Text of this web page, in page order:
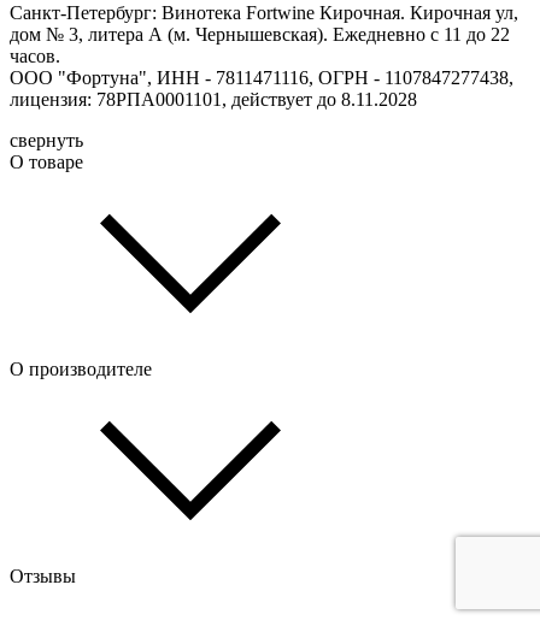
Санкт-Петербург: Винотека Fortwine Кирочная. Кирочная ул,
дом № 3, литера А (м. Чернышевская). Ежедневно с 11 до 22
часов.
ООО "Фортуна", ИНН - 7811471116, ОГРН - 1107847277438,
лицензия: 78РПА0001101, действует до 8.11.2028
свернуть
О товаре
О производителе
Отзывы